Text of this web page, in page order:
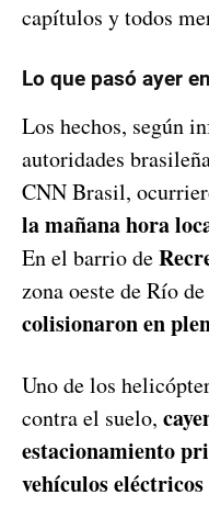
capítulos y todos
Lo que pasó ayer
Los hechos, según
autoridades
CNN Brasil,
la mañana hora
En el barrio de
zona oeste de Río
colisionaron en
Uno de los
contra el suelo,
estacionamiento
vehículos